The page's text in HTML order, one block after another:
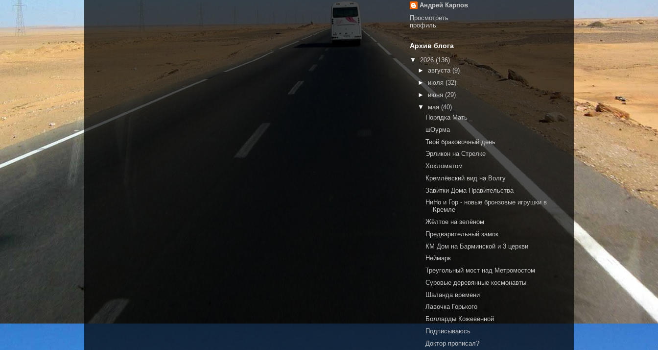
Андрей Карпов
Просмотреть
профиль
Архив блога
▼ 2026(136)
► августа (9)
► июля (32)
► июня (29)
▼ мая (40)
Порядка Мать
шОурма
Твой браковочный день
Эрликон на Стрелке
Хохломатом
Кремлёвский вид на Волгу
Завитки Дома Правительства
НиНо и Гор - новые бронзовые игрушки в
Кремле
Жёлтое на зелёном
Предварительный замок
КМ Дом на Барминской и 3 церкви
Неймарк
Треугольный мост над Метромостом
Суровые деревянные космонавты
Шаланда времени
Лавочка Горького
Болларды Кожевенной
Подписываюсь
Доктор прописал?